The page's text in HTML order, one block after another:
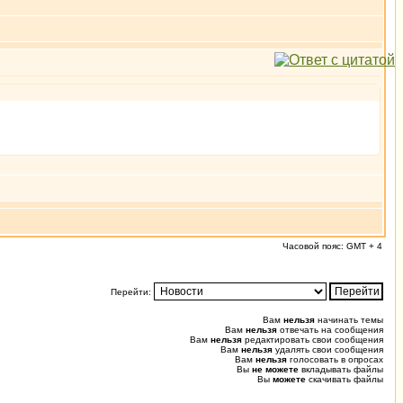
Часовой пояс: GMT + 4
Перейти:
Вам нельзя начинать темы
Вам нельзя отвечать на сообщения
Вам нельзя редактировать свои сообщения
Вам нельзя удалять свои сообщения
Вам нельзя голосовать в опросах
Вы не можете вкладывать файлы
Вы можете скачивать файлы